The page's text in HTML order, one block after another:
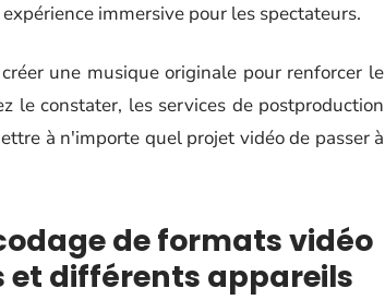
immersive pour les spectateurs.
une musique originale pour renforcer le
le constater, les services de postproduction
à n'importe quel projet vidéo de passer à
de formats vidéo
différents appareils